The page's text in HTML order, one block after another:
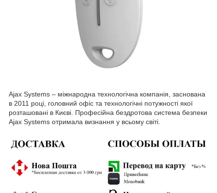
Ajax Systems – міжнародна технологічна компанія, заснована
в 2011 році, головний офіс та технологічні потужності якої
розташовані в Києві. Професійна бездротова система безпеки
Ajax Systems отримала визнання у всьому світі.